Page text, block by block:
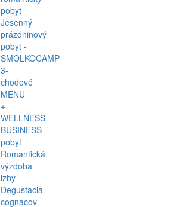
pobyt
Jesenný
prázdninový
pobyt -
ŠMOLKOCAMP
3-
chodové
MENU
+
WELLNESS
BUSINESS
pobyt
Romantická
výzdoba
izby
Degustácia
cognacov